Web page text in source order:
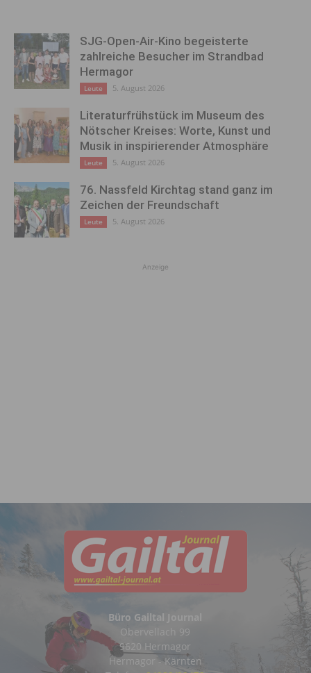
SJG-Open-Air-Kino begeisterte
zahlreiche Besucher im Strandbad
Hermagor
Leute 5. August 2026
Literaturfrühstück im Museum des
Nötscher Kreises: Worte, Kunst und
Musik in inspirierender Atmosphäre
Leute 5. August 2026
76. Nassfeld Kirchtag stand ganz im
Zeichen der Freundschaft
Leute 5. August 2026
Anzeige
Büro Gailtal Journal
Obervellach 99
9620 Hermagor
Hermagor - Kärnten